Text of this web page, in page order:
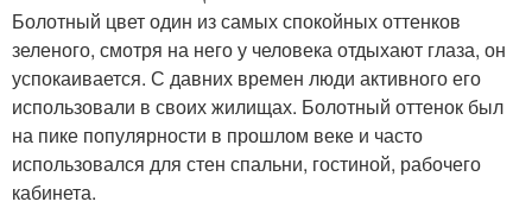
Болотный цвет один из самых спокойных оттенков
зеленого, смотря на него у человека отдыхают глаза, он
успокаивается. С давних времен люди активного его
использовали в своих жилищах. Болотный оттенок был
на пике популярности в прошлом веке и часто
использовался для стен спальни, гостиной, рабочего
кабинета.